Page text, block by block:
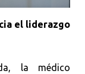
el liderazgo
la médico